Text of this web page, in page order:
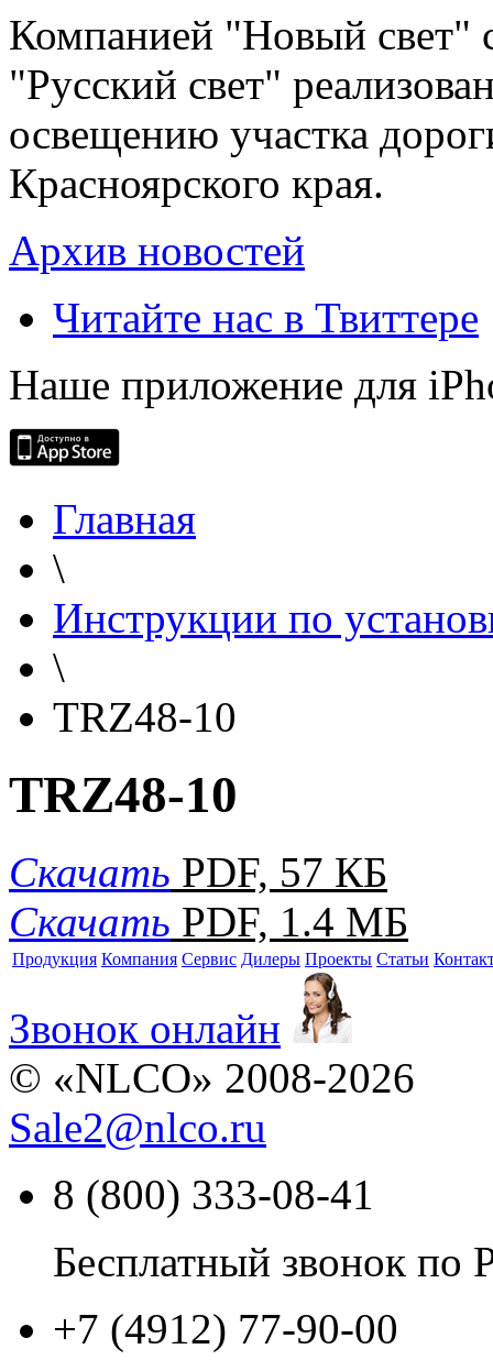
Компанией "Новый свет"
"Русский свет"
освещению участка
Красноярского края.
Архив новостей
Читайте нас в Твиттере
Наше приложение для
Главная
\
Инструкции по
\
TRZ48-10
TRZ48-10
Скачать PDF, 57 КБ
Скачать PDF, 1.4 МБ
Продукция Компания Сервис Дилеры Проекты Статьи
Звонок онлайн
© «NLCO» 2008-2026
Sale2@nlco.ru
8 (800) 333-08-41
Бесплатный звонок по
+7 (4912) 77-90-00